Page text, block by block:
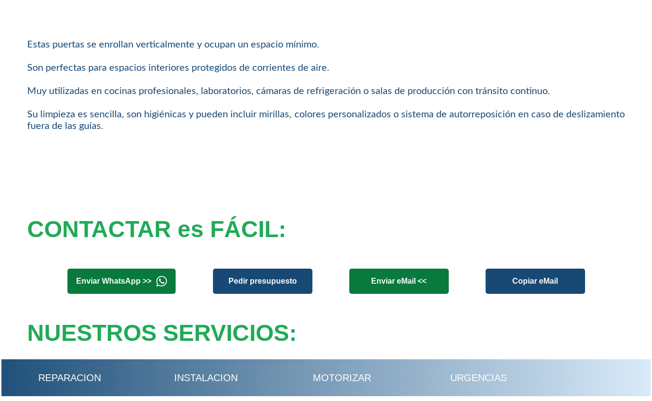
Estas puertas se enrollan verticalmente y ocupan un espacio mínimo.
Son perfectas para espacios interiores protegidos de corrientes de aire.
Muy utilizadas en cocinas profesionales, laboratorios, cámaras de refrigeración o salas de producción con tránsito continuo.
Su limpieza es sencilla, son higiénicas y pueden incluir mirillas, colores personalizados o sistema de autorreposición en caso de deslizamiento
fuera de las guías.
CONTACTAR es FÁCIL:
Enviar WhatsApp >> Pedir presupuesto Enviar eMail << Copiar eMail
NUESTROS SERVICIOS:
REPARACION INSTALACION MOTORIZAR URGENCIAS